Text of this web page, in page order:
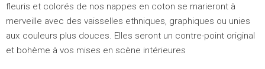
fleuris et colorés de nos nappes en coton se marieront à
merveille avec des vaisselles ethniques, graphiques ou unies
aux couleurs plus douces. Elles seront un contre-point original
et bohème à vos mises en scène intérieures